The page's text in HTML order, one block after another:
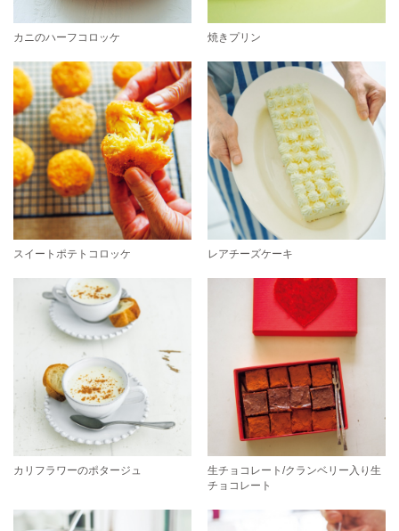
カニのハーフコロッケ 焼きプリン
スイートポテトコロッケ レアチーズケーキ
カリフラワーのポタージュ
生チョコレート/クランベリー入り生
チョコレート